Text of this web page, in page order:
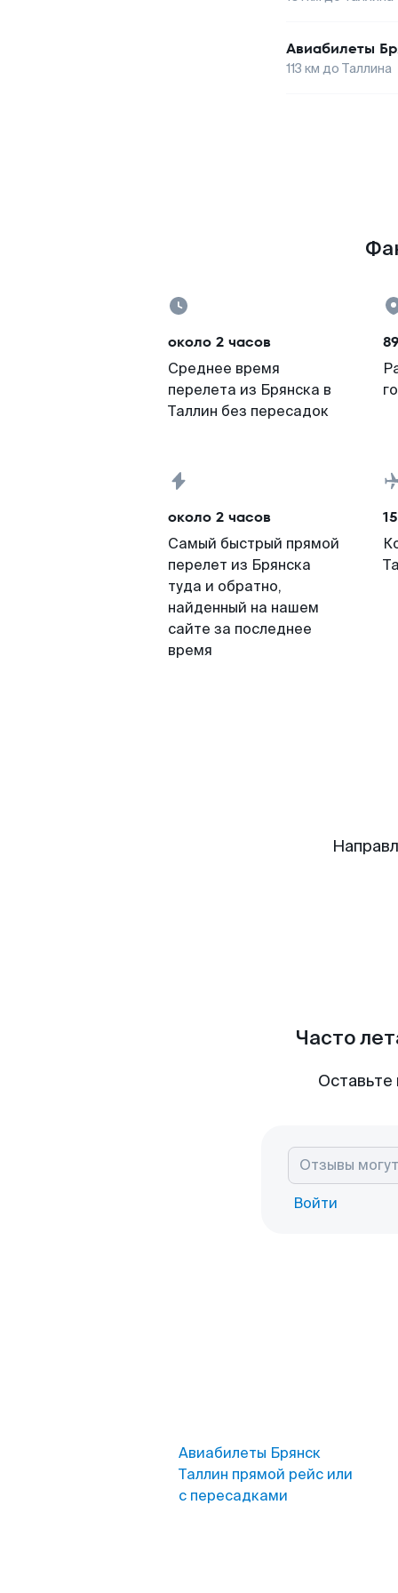
Авиабилеты
113 км до Таллина
около 2 часов
Среднее время
перелета из Брянска в
Таллин без пересадок
около 2 часов
Самый быстрый прямой
перелет из Брянска
туда и обратно,
найденный на нашем
сайте за последнее
время
15
Часто
Войти
Авиабилеты Брянск
Таллин прямой рейс или
с пересадками